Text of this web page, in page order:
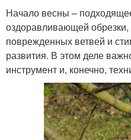
Начало весны –
оздоравливающей
поврежденных ветвей и
развития. В этом деле
инструмент и, конечно,